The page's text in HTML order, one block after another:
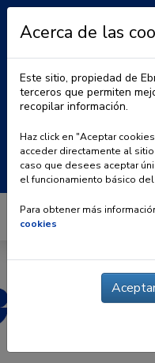
BLOG
Acerca de las
Este sitio, propiedad de
terceros que permiten
recopilar información.
Haz click en "Aceptar
acceder directamente al
caso que desees aceptar
el funcionamiento básico
Para obtener más
cookies